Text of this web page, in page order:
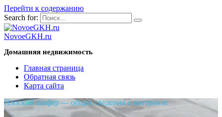
Перейти к содержанию
Search for:
NovoeGKH.ru
Домашняя недвижимость
Главная страница
Обратная связь
Карта сайта
Плоский шифер — общие сведения о материале